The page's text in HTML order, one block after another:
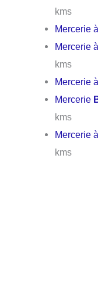
kms
Mercerie
Mercerie
kms
Mercerie
Mercerie
kms
Mercerie
kms